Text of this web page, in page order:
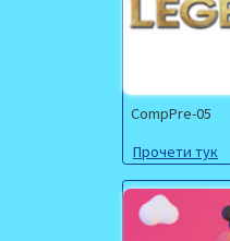
CompPre-05
Прочети тук